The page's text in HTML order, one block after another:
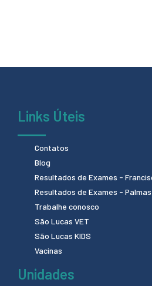
Links Úteis
Contatos
Blog
Resultados de Exames -
Resultados de Exames - Palmas
Trabalhe conosco
São Lucas VET
São Lucas KIDS
Vacinas
Unidades